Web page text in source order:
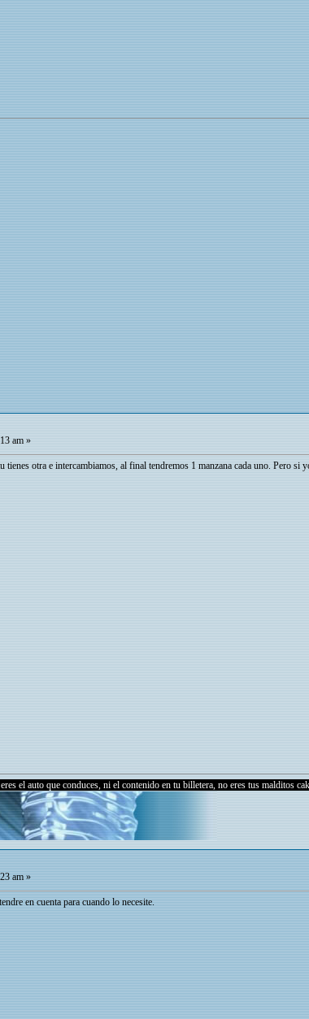
am »
tienes otra e intercambiamos, al final tendremos 1 manzana cada uno. Pero
el auto que conduces, ni el contenido en tu billetera, no eres tus malditos
am »
en cuenta para cuando lo necesite.